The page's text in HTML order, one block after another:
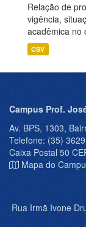
Relação de
vigência,
acadêmica no
CSV
Campus Prof.
Av. BPS, 1303,
Telefone: (35)
Caixa Postal 50
Mapa do
Rua Irmã Ivone